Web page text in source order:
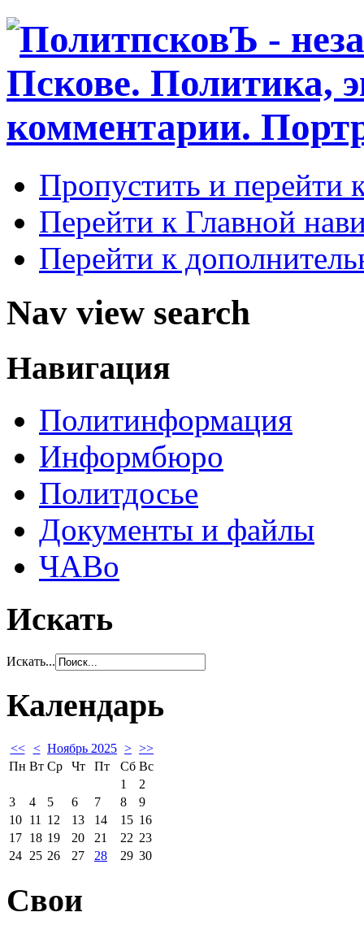
Пропустить и перейти
Перейти к Главной
Перейти к
Nav view search
Навигация
Политинформация
Информбюро
Политдосье
Документы и файлы
ЧАВо
Искать
Искать...
Календарь
<< < Ноябрь 2025 > >>
Пн Вт Ср Чт Пт Сб Вс
1
2
3
4 5 6 7 8
9
10 11 12 13 14 15 16
17 18 19 20 21 22 23
24 25 26 27 28 29 30
Свои